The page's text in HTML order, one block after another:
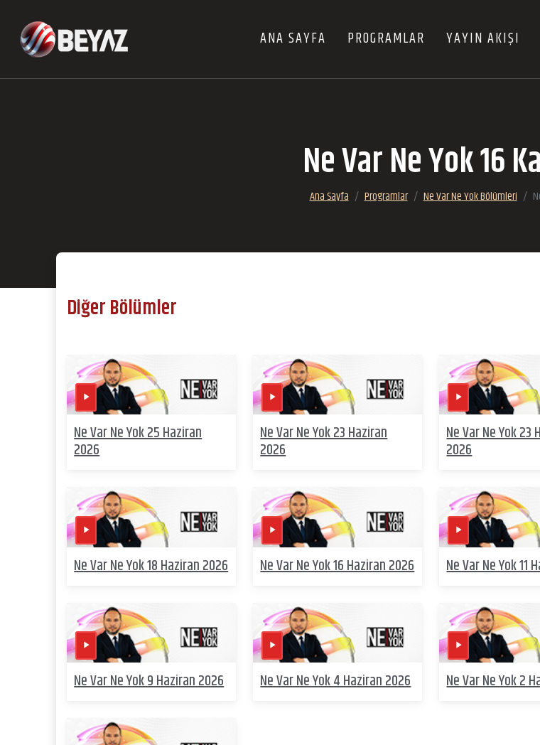
ANA SAYFA PROGRAMLAR YAYIN AKIŞI
Ne Var Ne Yok 16
Ana Sayfa Programlar Ne Var Ne Yok Bölümleri
Diğer Bölümler
Ne Var Ne Yok 25 Haziran
2026
Ne Var Ne Yok 23 Haziran
2026
Ne Var Ne Yok 23
2026
Ne Var Ne Yok 18 Haziran 2026 Ne Var Ne Yok 16 Haziran 2026 Ne Var Ne Yok 11
Ne Var Ne Yok 9 Haziran 2026 Ne Var Ne Yok 4 Haziran 2026 Ne Var Ne Yok 2